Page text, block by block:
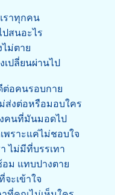
ราทุกคน
สนอะไร
ไม่ตาย
เปลี่ยนผ่านไป
ต่อคนรอบกาย
ส่งต่อหรือมอบใคร
คนที่มันมอดไป
พราะแค่ไม่ชอบใจ
ไม่มีที่บรรเทา
ม แทบปางตาย
จะเข้าใจ